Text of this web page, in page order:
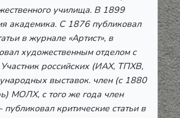
училища. В 1899
академика. С 1876 публиковал
в журнале «Артист», в
художественным отделом с
российских (ИАХ, ТПХВ,
выставок. член (с 1880
МОЛХ, с того же года член
критические статьи в